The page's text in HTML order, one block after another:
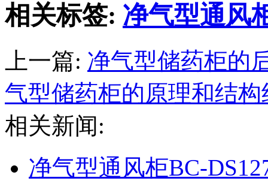
相关标签: 净气型通风
上一篇: 净气型储药柜的
气型储药柜的原理和结构
相关新闻:
净气型通风柜BC-